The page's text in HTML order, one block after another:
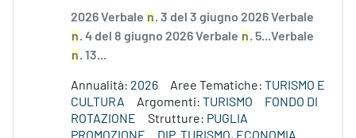
2026 Verbale n. 3 del 3 giugno 2026 Verbale
n. 4 del 8 giugno 2026 Verbale n. 5...Verbale
n. 13...
Annualità: 2026 Aree Tematiche: TURISMO E
CULTURA
Argomenti: TURISMO
FONDO DI
ROTAZIONE
Strutture: PUGLIA